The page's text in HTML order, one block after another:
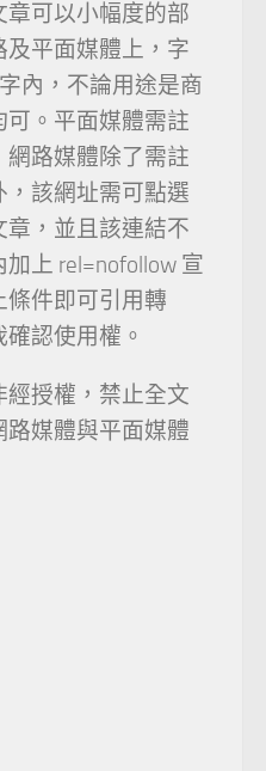
章可以小幅度的部
及平面媒體上，字
內，不論用途是商
可。平面媒體需註
網路媒體除了需註
，該網址需可點選
章，並且該連結不
上 rel=nofollow 宣
條件即可引用轉
認使用權。
經授權，禁止全文
路媒體與平面媒體